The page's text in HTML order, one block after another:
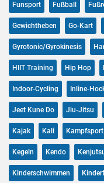
Funsport Fußball
Gewichtheben Go-Kart
Gyrotonic/Gyrokinesis
HIIT Training Hip Hop
Indoor-Cycling Inline-
Jeet Kune Do Jiu-Jitsu
Kajak Kali Kampfsport
Kegeln Kendo
Kinderschwimmen